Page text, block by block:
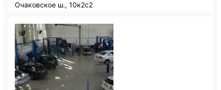
Очаковское ш., 10к2с2